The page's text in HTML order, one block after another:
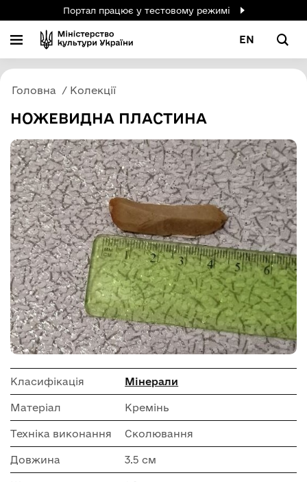
Портал працює у тестовому режимі
EN
Головна Колекції
НОЖЕВИДНА ПЛАСТИНА
Класифікація Мінерали
Матеріал Кремінь
Техніка виконання Сколювання
Довжина 3.5 см